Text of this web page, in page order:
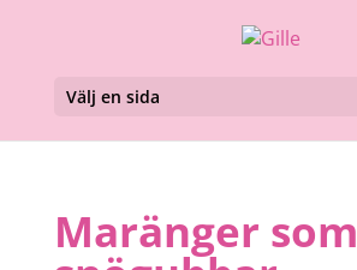
Välj en sida
Maränger som